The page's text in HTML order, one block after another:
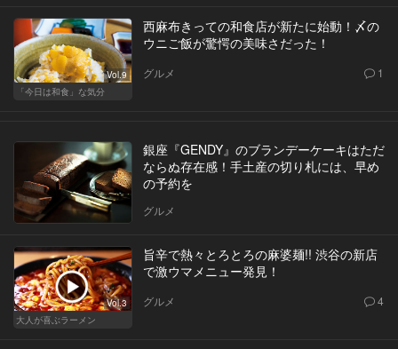
Vol.9
「今日は和食」な気分
西麻布きっての和食店が新たに始動！〆の
ウニご飯が驚愕の美味さだった！
グルメ 1
銀座『GENDY』のブランデーケーキはただ
ならぬ存在感！手土産の切り札には、早め
の予約を
グルメ
Vol.3
大人が喜ぶラーメン
旨辛で熱々とろとろの麻婆麺!! 渋谷の新店
で激ウマメニュー発見！
グルメ 4